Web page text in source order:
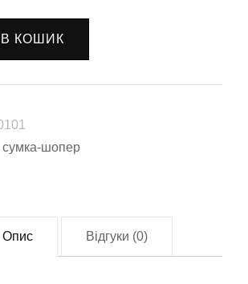
КОШИК
сумка-шопер
Опис Відгуки (0)